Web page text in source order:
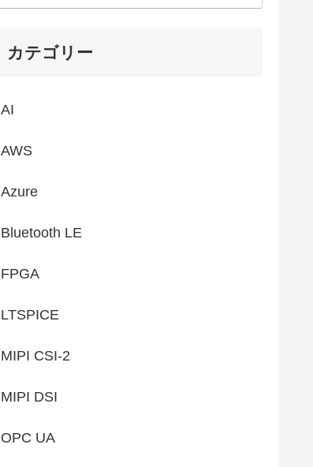
カテゴリー
AI
AWS
Azure
Bluetooth LE
FPGA
LTSPICE
MIPI CSI-2
MIPI DSI
OPC UA